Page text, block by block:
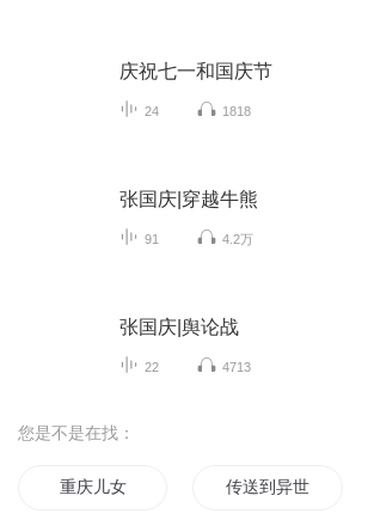
庆祝七一和国庆节
24 1818
张国庆|穿越牛熊
91 4.2万
张国庆|舆论战
22 4713
您是不是在找：
重庆儿女 传送到异世界可还行